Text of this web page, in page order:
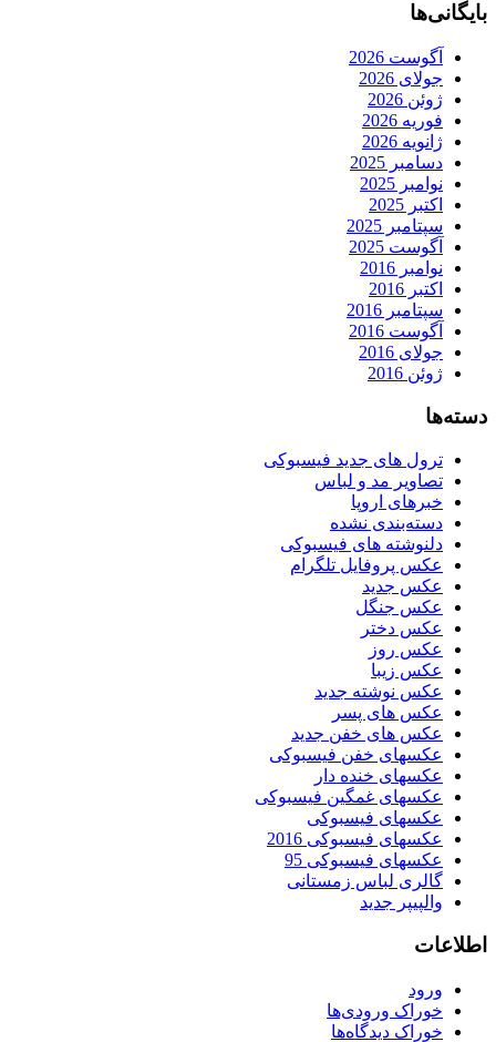
بایگانی‌ها
آگوست 2026
جولای 2026
ژوئن 2026
فوریه 2026
ژانویه 2026
دسامبر 2025
نوامبر 2025
اکتبر 2025
سپتامبر 2025
آگوست 2025
نوامبر 2016
اکتبر 2016
سپتامبر 2016
آگوست 2016
جولای 2016
ژوئن 2016
دسته‌ها
ترول های جدید فیسبوکی
تصاویر مد و لباس
خبرهای اروپا
دسته‌بندی نشده
دلنوشته های فیسبوکی
عکس پروفایل تلگرام
عکس جدید
عکس جنگل
عکس دختر
عکس روز
عکس زیبا
عکس نوشته جدید
عکس های پسر
عکس های خفن جدید
عکسهای خفن فیسبوکی
عکسهای خنده دار
عکسهای غمگین فیسبوکی
عکسهای فیسبوکی
عکسهای فیسبوکی 2016
عکسهای فیسبوکی 95
گالری لباس زمستانی
والپیپر جدید
اطلاعات
ورود
خوراک ورودی‌ها
خوراک دیدگاه‌ها